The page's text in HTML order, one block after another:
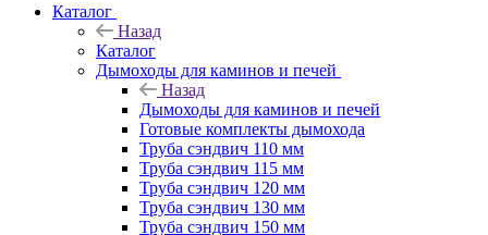
Каталог
Назад
Каталог
Дымоходы для каминов и печей
Назад
Дымоходы для каминов и печей
Готовые комплекты дымохода
Труба сэндвич 110 мм
Труба сэндвич 115 мм
Труба сэндвич 120 мм
Труба сэндвич 130 мм
Труба сэндвич 150 мм